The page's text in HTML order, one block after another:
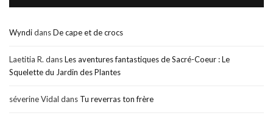
WyndidansDe cape et de crocs
Laetitia R. dansLes aventures fantastiques de Sacré-Coeur : Le
Squelette du Jardin des Plantes
séverine Vidal dans Tu reverras ton frère